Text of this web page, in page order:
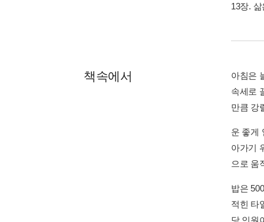
13장.
책속에서
아침은
속세로
만큼 강
운 좋게
아가기
으로 움
밥은
적힌 타
당 인원